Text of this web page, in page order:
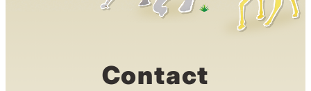
Contact